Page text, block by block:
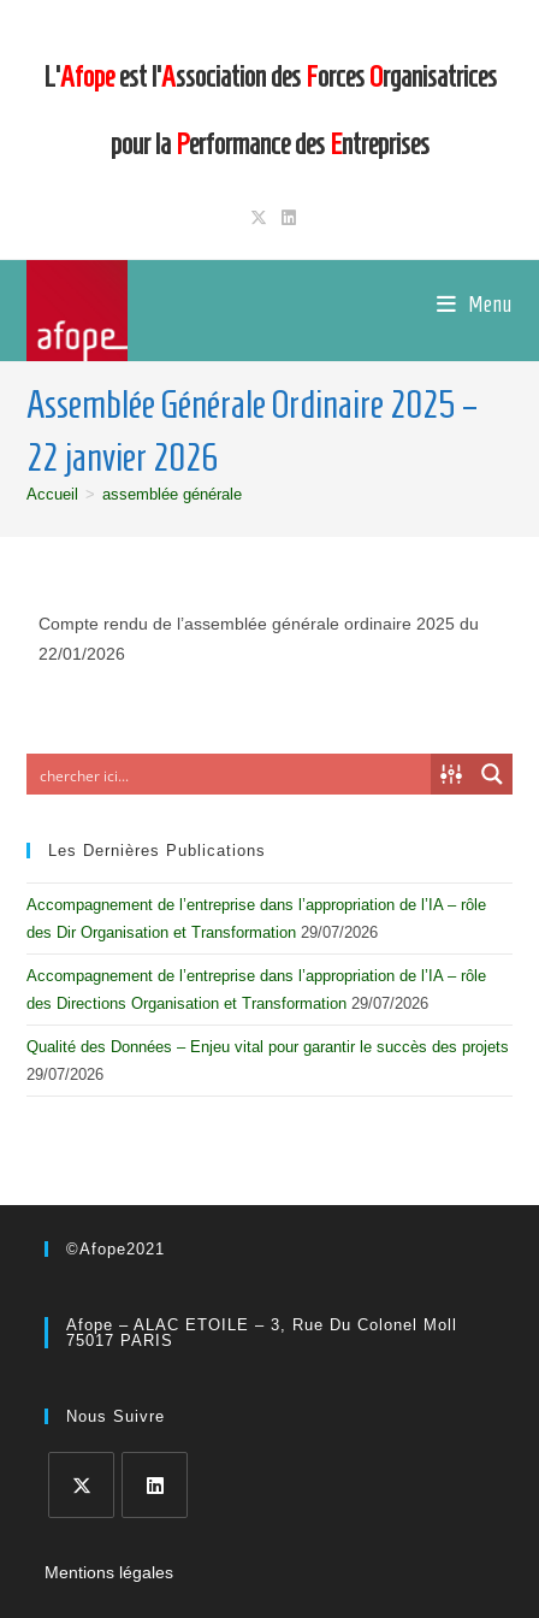
L’Afopeest l’Association des ForcesOrganisatrices
pour la Performance des Entreprises
Menu
Assemblée Générale Ordinaire 2025 –
22 janvier 2026
Accueil > assemblée générale
Compte rendu de l’assemblée générale ordinaire 2025 du
22/01/2026
Les Dernières Publications
Accompagnement de l’entreprise dans l’appropriation de l’IA – rôle
des Dir Organisation et Transformation 29/07/2026
Accompagnement de l’entreprise dans l’appropriation de l’IA – rôle
des Directions Organisation et Transformation 29/07/2026
Qualité des Données – Enjeu vital pour garantir le succès des projets
29/07/2026
©Afope2021
Afope – ALAC ETOILE – 3, Rue Du Colonel Moll
75017 PARIS
Nous Suivre
Mentions légales